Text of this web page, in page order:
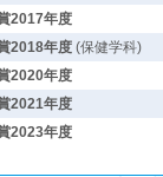
2017年度
2018年度 (保健学科)
2020年度
2021年度
2023年度